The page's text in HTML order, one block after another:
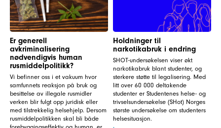
Er generell
avkriminalisering
nødvendigvis human
rusmiddelpolitikk?
Vi befinner oss i et vakuum hvor
samfunnets reaksjon på bruk og
besittelse av illegale rusmidler
verken blir fulgt opp juridisk eller
med tilstrekkelig helsehjelp. Dersom
rusmiddelpolitikken skal bli både
Holdninger til
narkotikabruk i endring
SHOT-undersøkelsen viser økt
narkotikabruk blant studenter, og
sterkere støtte til legalisering. Med
litt over 60 000 deltakende
studenter er Studentenes helse- og
trivselsundersøkelse (SHot) Norges
største undersøkelse om studenters
helsesituasjon.